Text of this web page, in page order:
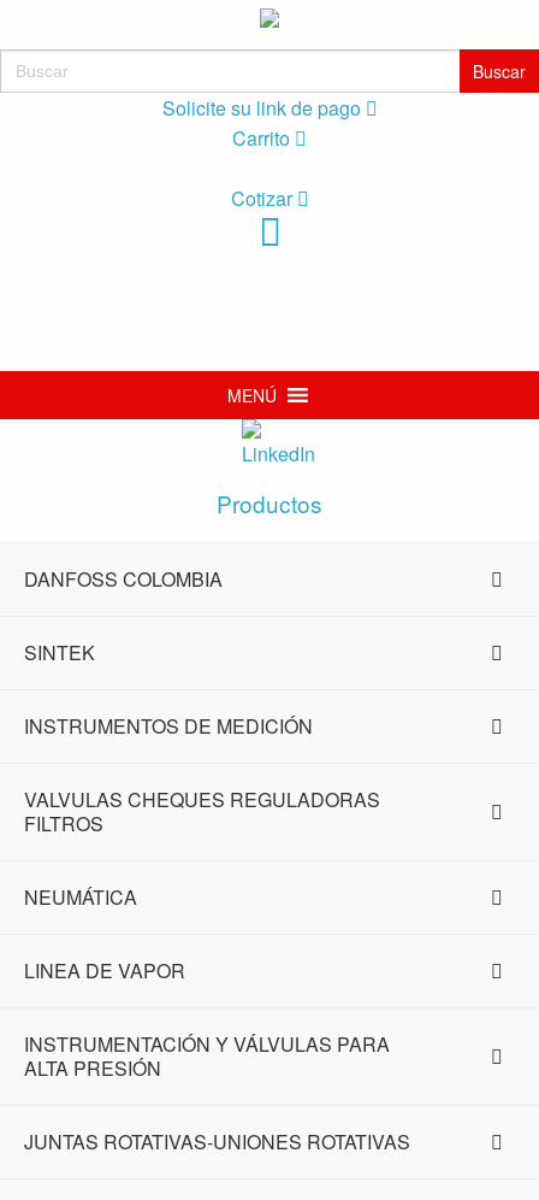
Buscar:
Solicite su link de pago
Carrito
Cotizar
MENÚ
Productos
DANFOSS COLOMBIA
SINTEK
INSTRUMENTOS DE MEDICIÓN
VALVULAS CHEQUES REGULADORAS
FILTROS
NEUMÁTICA
LINEA DE VAPOR
INSTRUMENTACIÓN Y VÁLVULAS PARA
ALTA PRESIÓN
JUNTAS ROTATIVAS-UNIONES ROTATIVAS